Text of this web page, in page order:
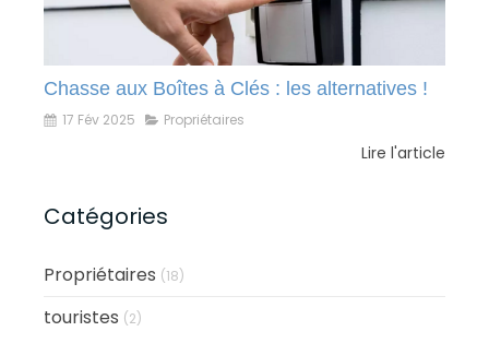
Chasse aux Boîtes à Clés : les alternatives !
17 Fév 2025 Propriétaires
Lire l'article
Catégories
Propriétaires (18)
touristes (2)